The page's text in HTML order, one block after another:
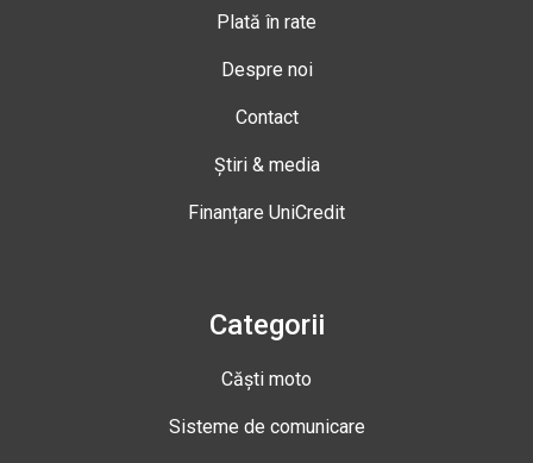
Plată în rate
Despre noi
Contact
Știri & media
Finanțare UniCredit
Categorii
Căști moto
Sisteme de comunicare